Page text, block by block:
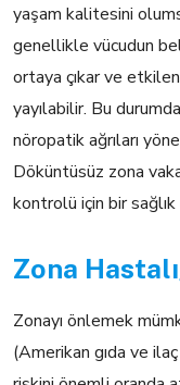
yaşam kalitesini
genellikle vücudun
ortaya çıkar ve
yayılabilir. Bu
nöropatik ağrıları
Döküntüsüz zona
kontrolü için bir
Zona
Zonayı önlemek
(Amerikan gıda ve